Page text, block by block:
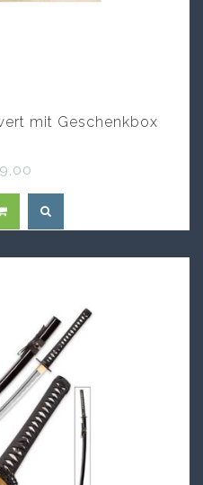
mit Geschenkbox